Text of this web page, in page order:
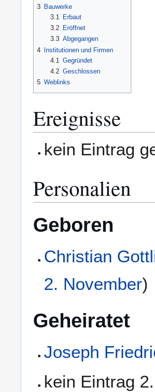
3 Bauwerke
3.1
Erbaut
3.2
Eröffnet
3.3 Abgegangen
4 Institutionen und Firmen
4.1 Gegründet
4.2 Geschlossen
5 Weblinks
Ereignisse
kein Eintrag
Personalien
Geboren
Christian
2. November)
Geheiratet
Joseph
kein Eintrag